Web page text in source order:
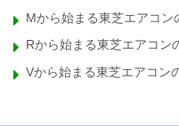
Mから始まる東芝エアコン
Rから始まる東芝エアコン
Vから始まる東芝エアコン